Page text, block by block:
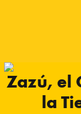
Zazú, el
la